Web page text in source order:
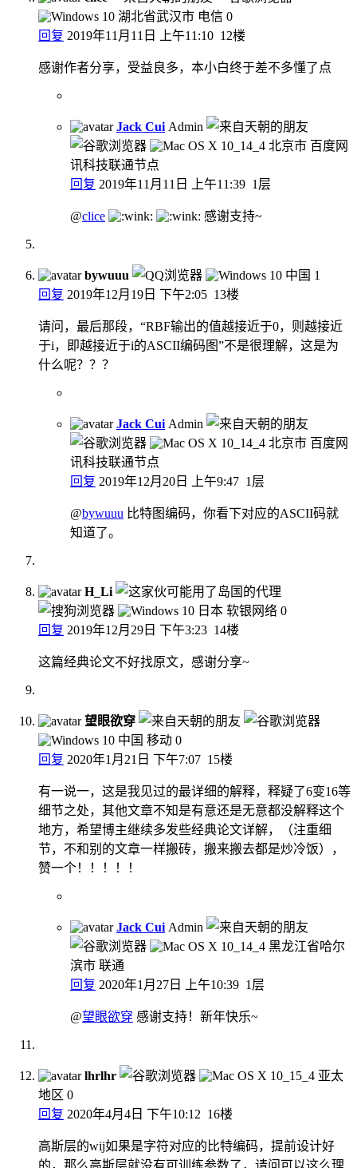
湖北省武汉市 电信 0
回复 2019年11月11日 上午11:10 12楼
感谢作者分享，受益良多，本小白终于差不多懂了点
Jack Cui Admin
北京市 百度网
讯科技联通节点
回复 2019年11月11日 上午11:39 1层
@clice 感谢支持~
bywuuu 中国 1
回复 2019年12月19日 下午2:05 13楼
请问，最后那段，“RBF输出的值越接近于0，则越接近
于i，即越接近于i的ASCII编码图”不是很理解，这是为
什么呢？？？
Jack Cui Admin
北京市 百度网
讯科技联通节点
回复 2019年12月20日 上午9:47 1层
@bywuuu 比特图编码，你看下对应的ASCII码就
知道了。
H_Li
日本 软银网络 0
回复 2019年12月29日 下午3:23 14楼
这篇经典论文不好找原文，感谢分享~
望眼欲穿
中国 移动 0
回复 2020年1月21日 下午7:07 15楼
有一说一，这是我见过的最详细的解释，释疑了6变16等
细节之处，其他文章不知是有意还是无意都没解释这个
地方，希望博主继续多发些经典论文详解，（注重细
节，不和别的文章一样搬砖，搬来搬去都是炒冷饭），
赞一个！！！！！
Jack Cui Admin
黑龙江省哈尔
滨市 联通
回复 2020年1月27日 上午10:39 1层
@望眼欲穿 感谢支持！新年快乐~
lhrlhr
亚太
地区 0
回复 2020年4月4日 下午10:12 16楼
高斯层的wij如果是字符对应的比特编码，提前设计好